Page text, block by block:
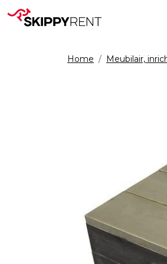
Home Meubilair,